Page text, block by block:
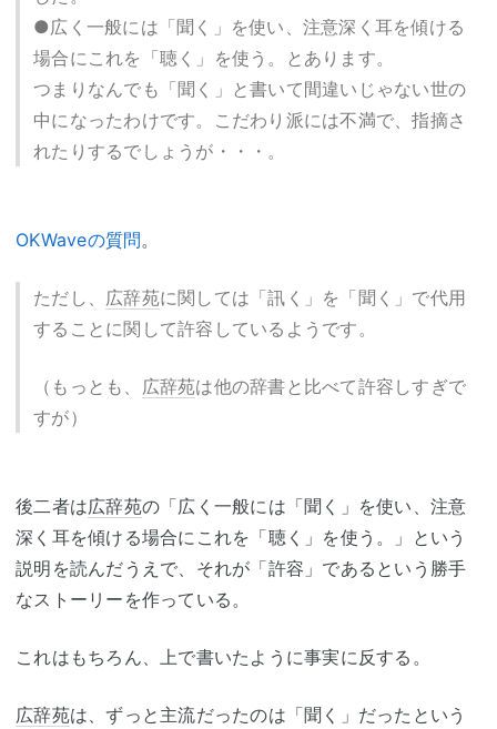
●広く一般には「聞く」を使い、注意深く耳を傾ける
場合にこれを「聴く」を使う。とあります。
つまりなんでも「聞く」と書いて間違いじゃない世の
中になったわけです。こだわり派には不満で、指摘さ
れたりするでしょうが・・・。
OKWaveの質問。
ただし、 広辞苑に関しては「訊く」を「聞く」で代用
することに関して許容しているようです。
（もっとも、 広辞苑は他の辞書と比べて許容しすぎで
すが）
後二者は広辞苑の「広く一般には「聞く」を使い、注意
深く耳を傾ける場合にこれを「聴く」を使う。」という
説明を読んだうえで、それが「許容」であるという勝手
なストーリーを作っている。
これはもちろん、上で書いたように事実に反する。
広辞苑は、ずっと主流だったのは「聞く」だったという